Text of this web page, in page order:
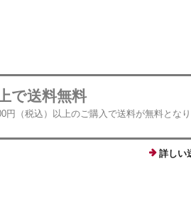
で送料無料
円（税込）以上のご購入で送料が無料となり
詳しい